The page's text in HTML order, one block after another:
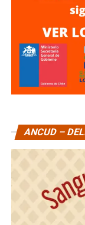
ANCUD –